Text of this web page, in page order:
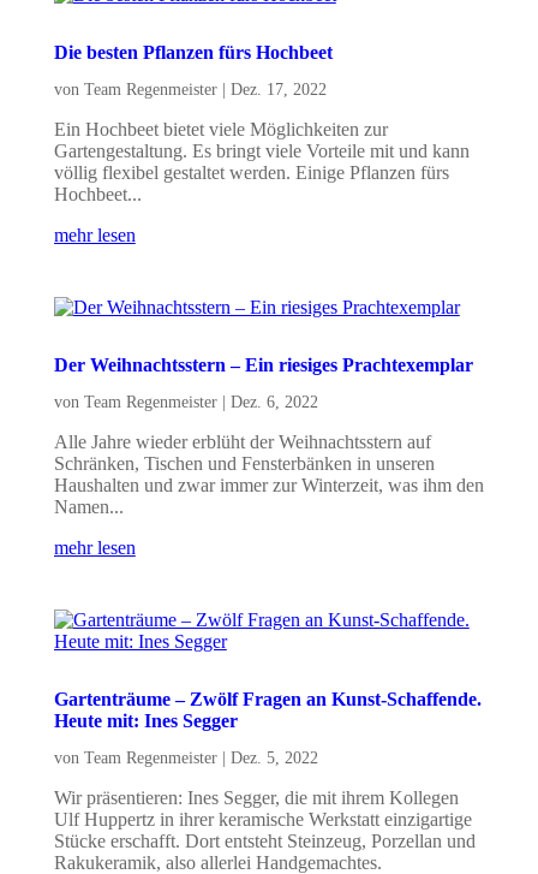
Die besten Pflanzen fürs Hochbeet
von Team Regenmeister| Dez. 17, 2022
Ein Hochbeet bietet viele Möglichkeiten zur
Gartengestaltung. Es bringt viele Vorteile mit und kann
völlig flexibel gestaltet werden. Einige Pflanzen fürs
Hochbeet...
mehr lesen
Der Weihnachtsstern – Ein riesiges Prachtexemplar
von Team Regenmeister| Dez. 6, 2022
Alle Jahre wieder erblüht der Weihnachtsstern auf
Schränken, Tischen und Fensterbänken in unseren
Haushalten und zwar immer zur Winterzeit, was ihm den
Namen...
mehr lesen
Gartenträume – Zwölf Fragen an Kunst-Schaffende.
Heute mit: Ines Segger
von Team Regenmeister| Dez. 5, 2022
Wir präsentieren: Ines Segger, die mit ihrem Kollegen
Ulf Huppertz in ihrer keramische Werkstatt einzigartige
Stücke erschafft. Dort entsteht Steinzeug, Porzellan und
Rakukeramik, also allerlei Handgemachtes.